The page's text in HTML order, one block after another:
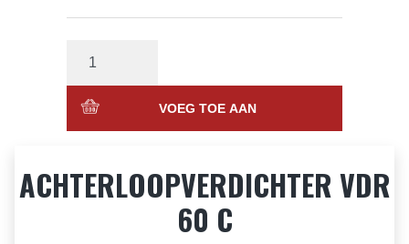
VOEG TOE AAN
ACHTERLOOPVERDICHTER VDR
60 C